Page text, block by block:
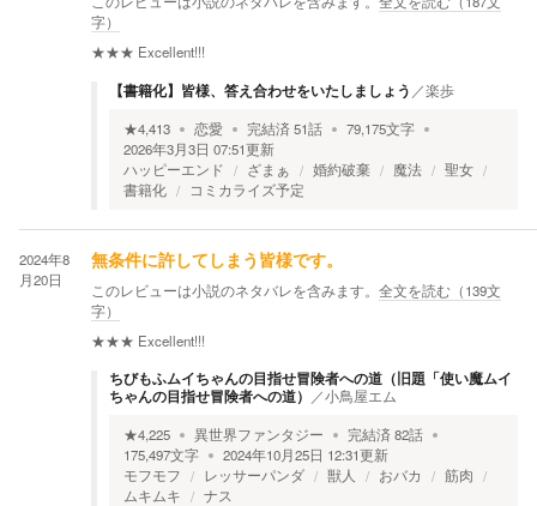
字）
★★★ Excellent!!!
【書籍化】皆様、答え合わせをいたしましょう ／楽歩
★4,413 恋愛 完結済51話 79,175文字
2026年3月3日 07:51更新
ハッピーエンド
ざまぁ 婚約破棄 魔法
聖女
書籍化
コミカライズ予定
2024年8
月20日
無条件に許してしまう皆様です。
このレビューは小説のネタバレを含みます。 全文を読む（139文
字）
★★★ Excellent!!!
ちびもふムイちゃんの目指せ冒険者への道（旧題「使い魔ムイ
ちゃんの目指せ冒険者への道）
／小鳥屋エム
★4,225 異世界ファンタジー 完結済82話
175,497文字 2024年10月25日 12:31更新
モフモフ
レッサーパンダ 獣人 おバカ
筋肉
ムキムキ
ナス